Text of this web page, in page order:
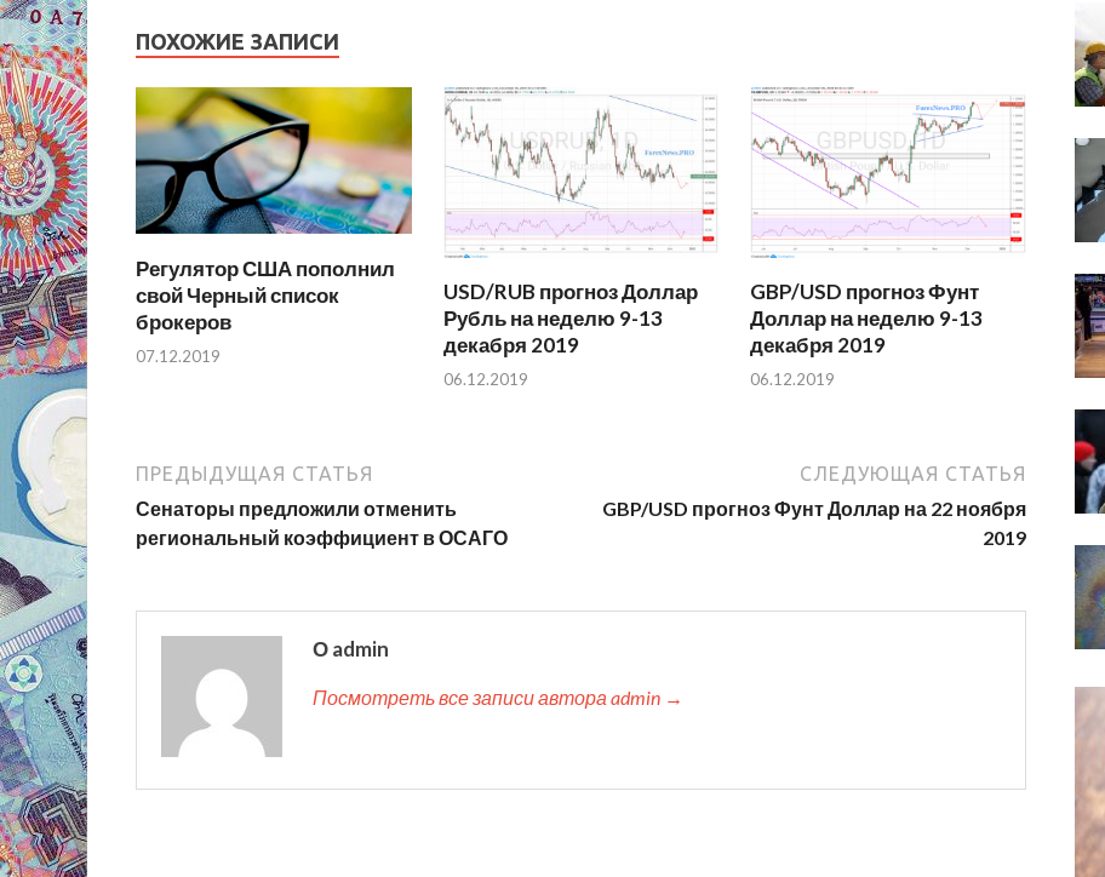
ПОХОЖИЕ ЗАПИСИ
Регулятор США пополнил
свой Черный список
брокеров
07.12.2019
USD/RUB прогноз Доллар
Рубль на неделю 9-13
декабря 2019
06.12.2019
GBP/USD прогноз Фунт
Доллар на неделю 9-13
декабря 2019
06.12.2019
ПРЕДЫДУЩАЯ СТАТЬЯ
Сенаторы предложили отменить
региональный коэффициент в ОСАГО
СЛЕДУЮЩАЯ СТАТЬЯ
GBP/USD прогноз Фунт Доллар на 22 ноября
2019
О admin
Посмотреть все записи автора admin →